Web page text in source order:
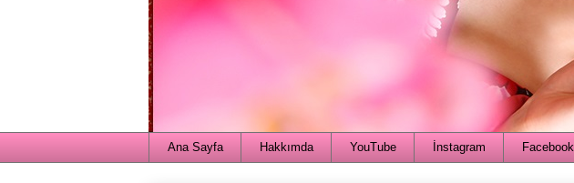
Ana Sayfa Hakkımda YouTube İnstagram Facebook